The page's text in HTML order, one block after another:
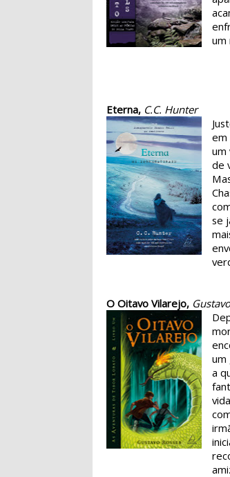
um
Eterna, C.C. Hunter
em
um
de
se
O Oitavo Vilarejo,
um
a